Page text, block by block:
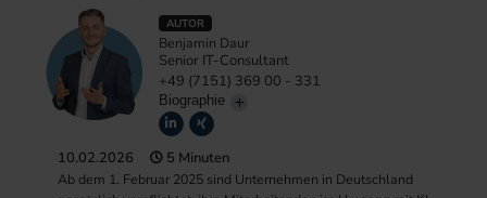
AUTOR
Benjamin Daur
Senior IT-Consultant
+49 (7151) 369 00 - 331
Biographie
10.02.2026 5 Minuten
Ab dem 1. Februar 2025 sind Unternehmen in Deutschland